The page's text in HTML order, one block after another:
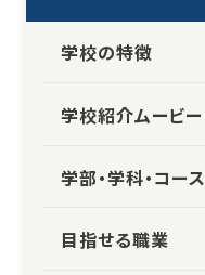
学校の特徴
学校紹介ムービー
学部・学科・コース
目指せる職業